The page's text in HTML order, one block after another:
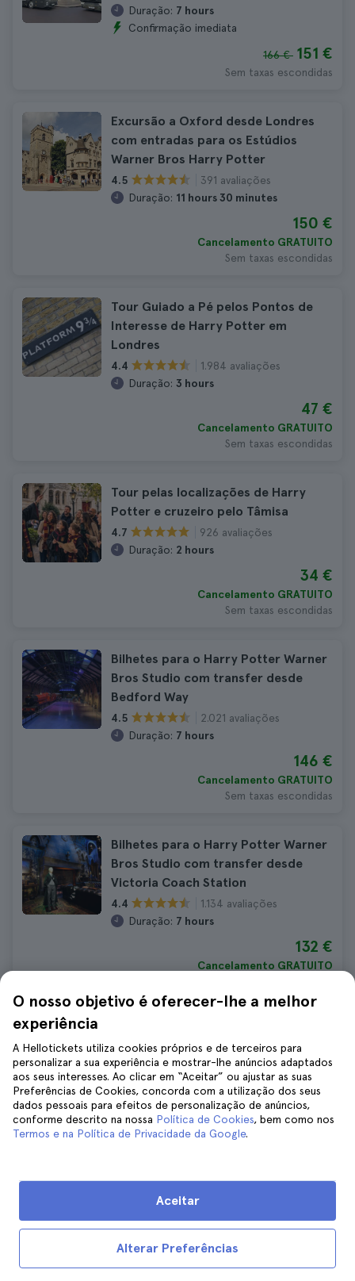
Duração: 7 hours
Confirmação imediata
166 € 151 €
Sem taxas escondidas
Excursão a Oxford desde Londres
com entradas para os Estúdios
Warner Bros Harry Potter
4.5
391 avaliações
Duração: 11 hours 30 minutes
150 €
Cancelamento GRATUITO
Sem taxas escondidas
Tour Guiado a Pé pelos Pontos de
Interesse de Harry Potter em
Londres
4.4
1.984 avaliações
Duração: 3 hours
47 €
Cancelamento GRATUITO
Sem taxas escondidas
Tour pelas localizações de Harry
Potter e cruzeiro pelo Tâmisa
4.7
926 avaliações
Duração: 2 hours
34 €
Cancelamento GRATUITO
Sem taxas escondidas
Bilhetes para o Harry Potter Warner
Bros Studio com transfer desde
Bedford Way
4.5
2.021 avaliações
Duração: 7 hours
146 €
Cancelamento GRATUITO
Sem taxas escondidas
Bilhetes para o Harry Potter Warner
Bros Studio com transfer desde
Victoria Coach Station
4.4
1.134 avaliações
Duração: 7 hours
132 €
Cancelamento GRATUITO
Bros Studio com recolha no hotel em
Londres
4.4
1.142 avaliações
Duração: 7 hours
Park de Harry Potter em Londres
4.8
409 avaliações
O nosso objetivo é oferecer-lhe a melhor
experiência
A Hellotickets utiliza cookies próprios e de terceiros para
personalizar a sua experiência e mostrar-lhe anúncios adaptados
aos seus interesses. Ao clicar em “Aceitar” ou ajustar as suas
Preferências de Cookies, concorda com a utilização dos seus
dados pessoais para efeitos de personalização de anúncios,
conforme descrito na nossa Política de Cookies, bem como nos
Termos e na Política de Privacidade da Google.
Alterar Preferências
Aceitar